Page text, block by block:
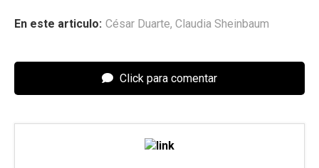
En este articulo: César Duarte, Claudia Sheinbaum
Click para comentar